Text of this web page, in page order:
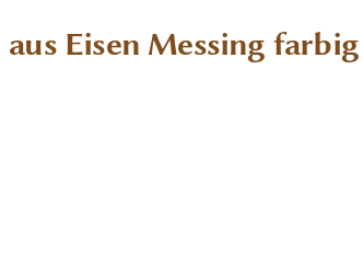
Eisen Messing farbig